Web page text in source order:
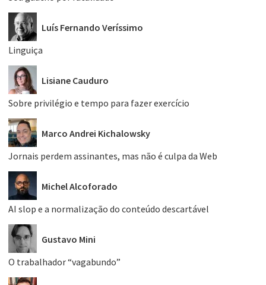
Luís Fernando Veríssimo
Linguiça
Lisiane Cauduro
Sobre privilégio e tempo para fazer exercício
Marco Andrei Kichalowsky
Jornais perdem assinantes, mas não é culpa da Web
Michel Alcoforado
AI slop e a normalização do conteúdo descartável
Gustavo Mini
O trabalhador “vagabundo”